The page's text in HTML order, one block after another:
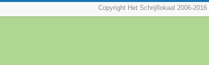
Copyright Het Schrijflokaal 2006-2016 |